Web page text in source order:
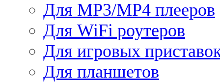
Для MP3/MP4 плееров
Для WiFi роутеров
Для игровых
Для планшетов